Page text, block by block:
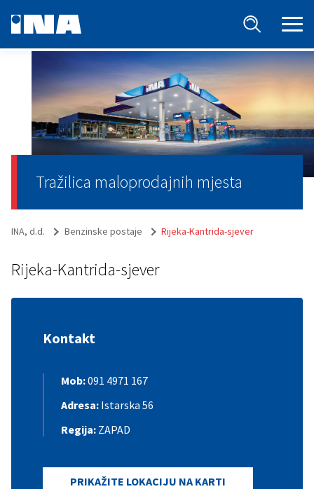
Tražilica maloprodajnih mjesta
INA, d.d. Benzinske postaje Rijeka-Kantrida-sjever
Rijeka-Kantrida-sjever
Kontakt
Mob:091 4971 167
Adresa: Istarska 56
Regija: ZAPAD
PRIKAŽITE LOKACIJU NA KARTI